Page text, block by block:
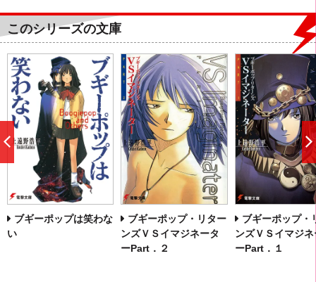
このシリーズの文庫
ブギーポップは笑わな
い
ブギーポップ・リター
ンズＶＳイマジネータ
ーPart．２
ブギーポップ・
ンズＶＳイマジネ
ーPart．１